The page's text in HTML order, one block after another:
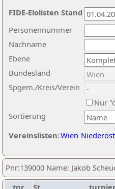
Nachname
Ebene
Sortierung
Personennummer
Bundesland
Spgem./Kreis/Verein
Nur
Vereinslisten:Wien
FIDE-Elolisten Stand
Pnr:139000 Name: Jakob
tnr
St